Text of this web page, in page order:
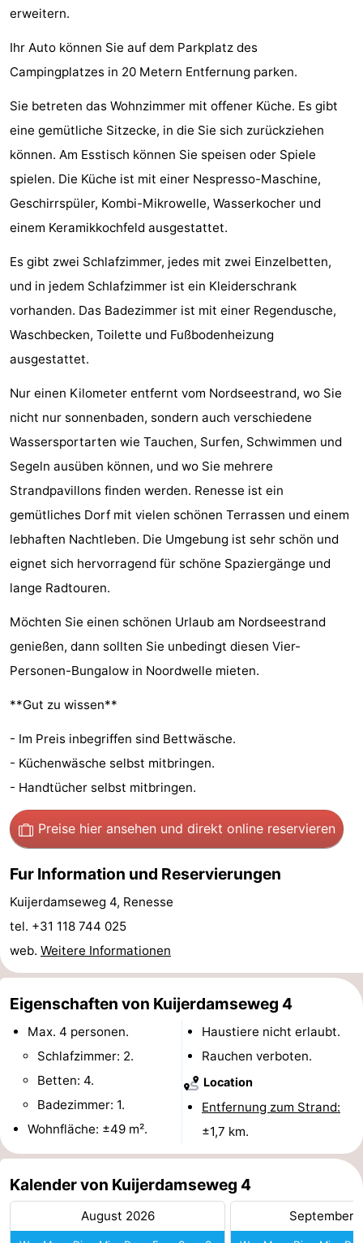
Port
Greve
-
Port
Zélande
-
Resort
Haamstede
-
Résidence
't
van
Haamstede
-
Schouwen
-
Valleien
Soeten
Haert
-
Wijde
Blick
-
Zeeland
Village
-
Zeeuwse
-
’t
van
Haamstede
Hotels
Zimmer
(mit
Frühstück)
Lastminutes
Strand
&
-
Kirchen
Mühlen
Aussichtspunkte
Attraktionen
-
Rundfahrten
-
Indoor-
Spielplätze
-
Bowling
-
Minigolfplätze
Wellness-
Zentren
Dörfer
&
Städte
Natur
Führungen
Sport
-
erweitern.
Ihr Auto können Sie auf dem Parkplatz des
Campingplatzes in 20 Metern Entfernung parken.
Sie betreten das Wohnzimmer mit offener Küche. Es gibt
eine gemütliche Sitzecke, in die Sie sich zurückziehen
können. Am Esstisch können Sie speisen oder Spiele
spielen. Die Küche ist mit einer Nespresso-Maschine,
Geschirrspüler, Kombi-Mikrowelle, Wasserkocher und
einem Keramikkochfeld ausgestattet.
Es gibt zwei Schlafzimmer, jedes mit zwei Einzelbetten,
und in jedem Schlafzimmer ist ein Kleiderschrank
vorhanden. Das Badezimmer ist mit einer Regendusche,
Waschbecken, Toilette und Fußbodenheizung
ausgestattet.
Nur einen Kilometer entfernt vom Nordseestrand, wo Sie
nicht nur sonnenbaden, sondern auch verschiedene
Wassersportarten wie Tauchen, Surfen, Schwimmen und
Segeln ausüben können, und wo Sie mehrere
Strandpavillons finden werden. Renesse ist ein
gemütliches Dorf mit vielen schönen Terrassen und einem
lebhaften Nachtleben. Die Umgebung ist sehr schön und
eignet sich hervorragend für schöne Spaziergänge und
lange Radtouren.
Möchten Sie einen schönen Urlaub am Nordseestrand
genießen, dann sollten Sie unbedingt diesen Vier-
Personen-Bungalow in Noordwelle mieten.
**Gut zu wissen**
- Im Preis inbegriffen sind Bettwäsche.
- Küchenwäsche selbst mitbringen.
- Handtücher selbst mitbringen.
Preise hier ansehen und direkt online reservieren
Fur Information und Reservierungen
Kuijerdamseweg 4, Renesse
tel. +31 118 744 025
web. Weitere Informationen
Eigenschaften von Kuijerdamseweg 4
Max. 4 personen.
Schlafzimmer: 2.
Betten: 4.
Badezimmer: 1.
Wohnfläche: ±49 m².
Haustiere nicht erlaubt.
Rauchen verboten.
Location
Entfernung zum Strand:
±1,7 km.
Kalender von Kuijerdamseweg 4
August 2026 September